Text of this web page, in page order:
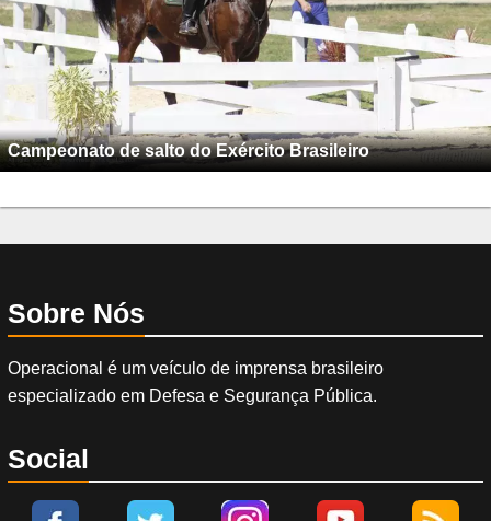
Campeonato de salto do Exército Brasileiro
Sobre Nós
Operacional é um veículo de imprensa brasileiro
especializado em Defesa e Segurança Pública.
Social